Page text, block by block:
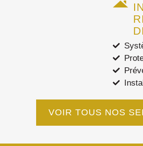
VOIR TOUS NOS